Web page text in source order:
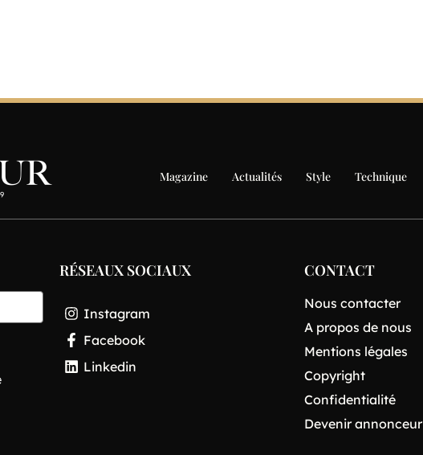
Magazine Actualités Style Technique
RÉSEAUX SOCIAUX
Instagram
Facebook
Linkedin
CONTACT
Nous contacter
A propos de nous
Mentions légales
Copyright
Confidentialité
Devenir annonceur